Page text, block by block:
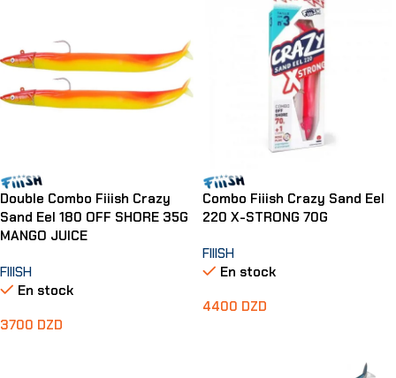
Double Combo Fiiish Crazy
Sand Eel 180 OFF SHORE 35G
MANGO JUICE
FIIISH
En stock
3700 DZD
Combo Fiiish Crazy Sand Eel
220 X-STRONG 70G
FIIISH
En stock
4400 DZD